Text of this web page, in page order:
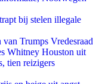
bij stelen illegale
Trumps Vredesraad
Whitney Houston uit
tien reizigers